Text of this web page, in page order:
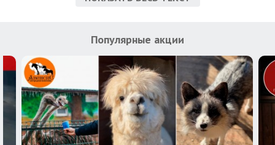
Популярные акции